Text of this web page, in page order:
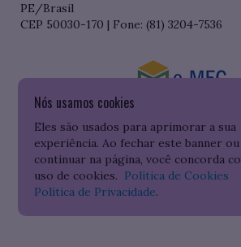
Nós usamos cookies
Eles são usados para aprimorar a sua
experiência. Ao fechar este banner ou
continuar na página, você concorda
uso de cookies. Política de Cookies
Política de Privacidade.
PE/Brasil
CEP 50030-170 | Fone: (81) 3204-7536
Consulte o cadastro da Instituição no